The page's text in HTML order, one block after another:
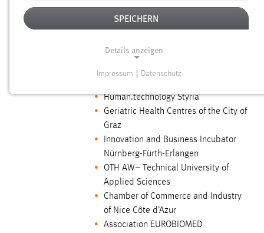
Fördergeber:
Interreg Alpine Space Programm
(Europäischer Fonds für regionale
01.09.2024 – 31.08.2027
Human.technology Styria
Geriatric Health Centres of the City of
Graz
Innovation and Business Incubator
Nürnberg-Fürth-Erlangen
OTH AW– Technical University of
Applied Sciences
Chamber of Commerce and Industry
of Nice Côte d’Azur
Association EUROBIOMED
SPEICHERN
Details anzeigen
Notwendige Cookies ermöglichen grundlegende
Funktionen und sind für die einwandfreie Funktion der
Website erforderlich.
Impressum Datenschutz